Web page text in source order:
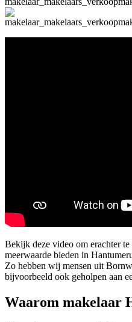
Bekijk deze video om erachter
meerwaarde bieden in
Zo hebben wij mensen uit
bijvoorbeeld ook geholpen aan
Waarom makelaar